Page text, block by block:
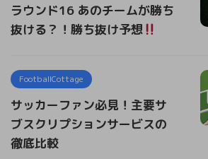
ラウンド16 あのチームが勝ち
抜ける？！勝ち抜け予想
FootballCottage
サッカーファン必見！主要サ
ブスクリプションサービスの
徹底比較